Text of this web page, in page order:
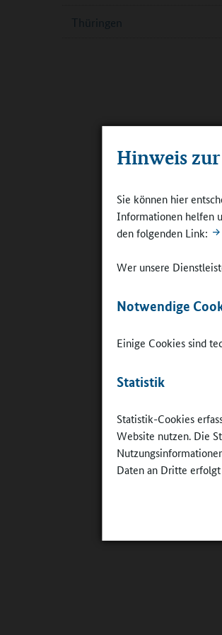
Hinweis
Sie können hier
Informationen helfen
den folgenden Link:
Wer unsere
Notwendige
Einige Cookies sind
Statistik
Statistik-Cookies
Website nutzen. Die
Daten an Dritte
Thüringen